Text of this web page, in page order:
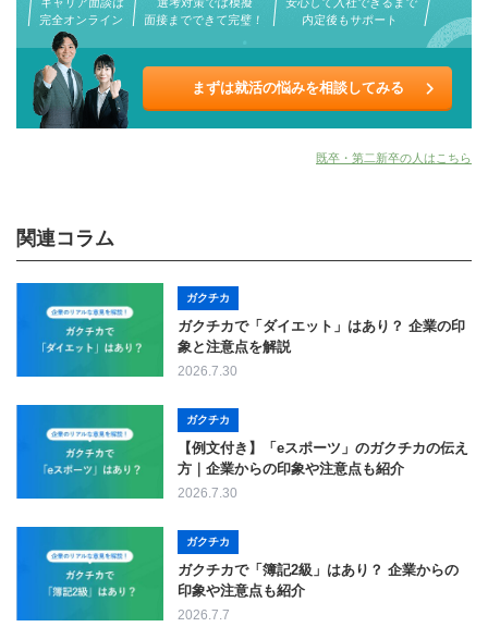
完全オンライン
面接までできて完璧！
内定後もサポート
まずは就活の悩みを相談してみる
既卒・第二新卒の人はこちら
関連コラム
ガクチカ
ガクチカで「ダイエット」はあり？ 企業の印
象と注意点を解説
2026.7.30
ガクチカ
【例文付き】「eスポーツ」のガクチカの伝え
方｜企業からの印象や注意点も紹介
2026.7.30
ガクチカ
ガクチカで「簿記2級」はあり？ 企業からの
印象や注意点も紹介
2026.7.7